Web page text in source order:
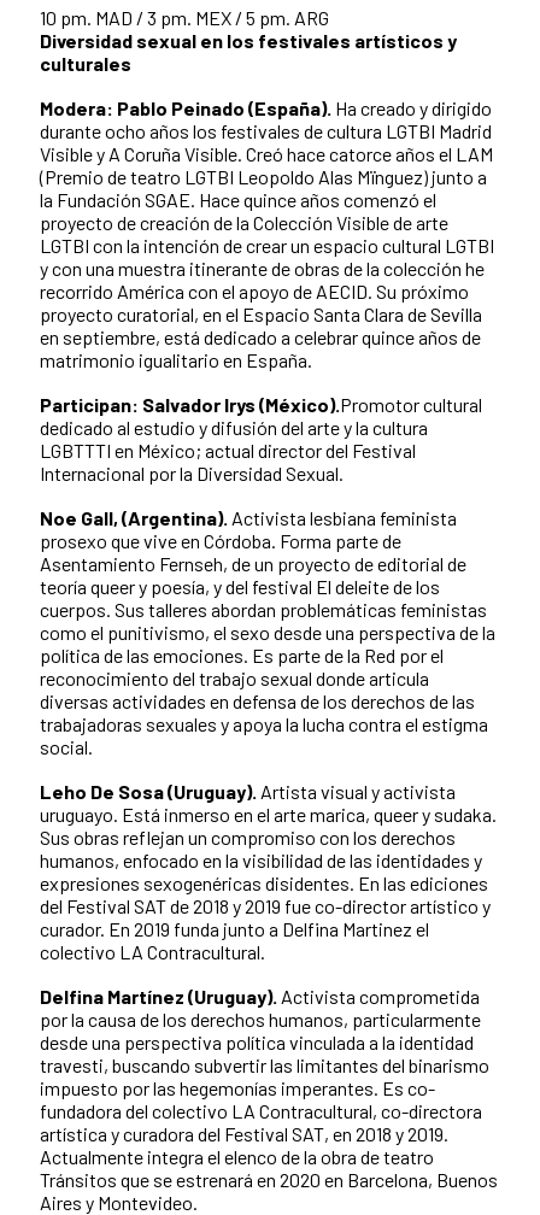
10 pm. MAD / 3 pm. MEX / 5 pm. ARG
Diversidad sexual en los festivales artísticos y
culturales
Modera: Pablo Peinado (España). Ha creado y dirigido
durante ocho años los festivales de cultura LGTBI Madrid
Visible y A Coruña Visible. Creó hace catorce años el LAM
(Premio de teatro LGTBI Leopoldo Alas Mïnguez) junto a
la Fundación SGAE. Hace quince años comenzó el
proyecto de creación de la Colección Visible de arte
LGTBI con la intención de crear un espacio cultural LGTBI
y con una muestra itinerante de obras de la colección he
recorrido América con el apoyo de AECID. Su próximo
proyecto curatorial, en el Espacio Santa Clara de Sevilla
en septiembre, está dedicado a celebrar quince años de
matrimonio igualitario en España.
Participan: Salvador Irys (México). Promotor cultural
dedicado al estudio y difusión del arte y la cultura
LGBTTTI en México; actual director del Festival
Internacional por la Diversidad Sexual.
Noe Gall, (Argentina). Activista lesbiana feminista
prosexo que vive en Córdoba. Forma parte de
Asentamiento Fernseh, de un proyecto de editorial de
teoría queer y poesía, y del festival El deleite de los
cuerpos. Sus talleres abordan problemáticas feministas
como el punitivismo, el sexo desde una perspectiva de la
política de las emociones. Es parte de la Red por el
reconocimiento del trabajo sexual donde articula
diversas actividades en defensa de los derechos de las
trabajadoras sexuales y apoya la lucha contra el estigma
social.
Leho De Sosa (Uruguay). Artista visual y activista
uruguayo. Está inmerso en el arte marica, queer y sudaka.
Sus obras reflejan un compromiso con los derechos
humanos, enfocado en la visibilidad de las identidades y
expresiones sexogenéricas disidentes. En las ediciones
del Festival SAT de 2018 y 2019 fue co-director artístico y
curador. En 2019 funda junto a Delfina Martinez el
colectivo LA Contracultural.
Delfina Martínez (Uruguay). Activista comprometida
por la causa de los derechos humanos, particularmente
desde una perspectiva política vinculada a la identidad
travesti, buscando subvertir las limitantes del binarismo
impuesto por las hegemonías imperantes. Es co-
fundadora del colectivo LA Contracultural, co-directora
artística y curadora del Festival SAT, en 2018 y 2019.
Actualmente integra el elenco de la obra de teatro
Tránsitos que se estrenará en 2020 en Barcelona, Buenos
Aires y Montevideo.